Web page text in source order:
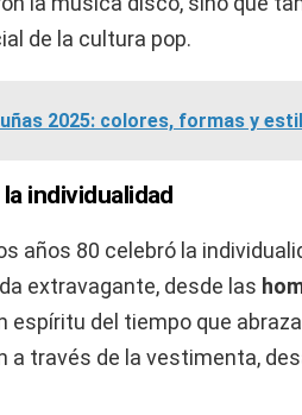
de la cultura pop.
2025: colores, formas y
individualidad
años 80 celebró la
extravagante, desde las
espíritu del tiempo que
a través de la vestimenta,